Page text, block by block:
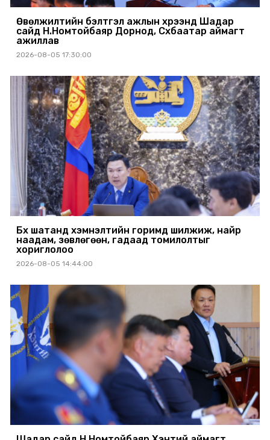
Өвөлжилтийн бэлтгэл ажлын хүрээнд Шадар
сайд Н.Номтойбаяр Дорнод, Сүхбаатар аймагт
ажиллав
2026-08-05 17:30:00
Бүх шатанд хэмнэлтийн горимд шилжиж, найр
наадам, зөвлөгөөн, гадаад томилолтыг
хориглолоо
2026-08-05 14:44:00